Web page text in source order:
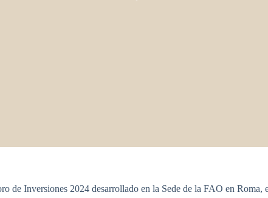
de Inversiones 2024 desarrollado en la Sede de la FAO en